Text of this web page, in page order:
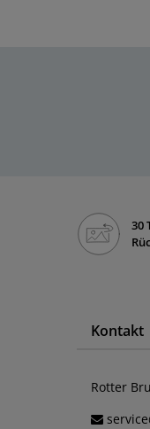
30
Kontakt
Rotter